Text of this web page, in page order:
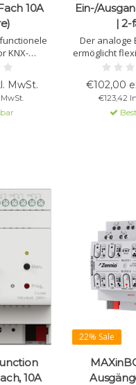
10A
KNX-
230V,
en
MwSt.
Ein-/
| 2-
Der analoge
ermöglicht
und
mit 0-10V
Sensoren.
unabhängig
€102,00
€123,42
10A
22% Sale